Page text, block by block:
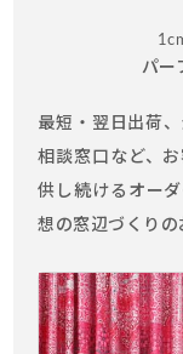
パー
最短・翌日出荷
相談窓口など、
供し続けるオー
想の窓辺づくりの